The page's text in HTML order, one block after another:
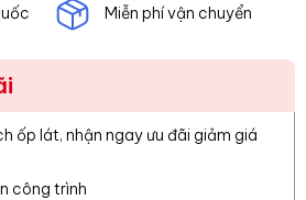
Miễn phí vận chuyển
ốp lát, nhận ngay ưu đãi giảm giá
công trình